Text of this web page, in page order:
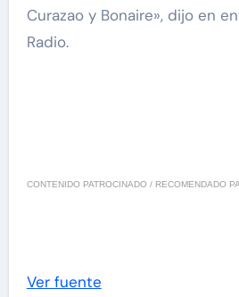
Curazao y Bonaire», dijo en
Radio.
CONTENIDO PATROCINADO / RECOMENDADO
Ver fuente